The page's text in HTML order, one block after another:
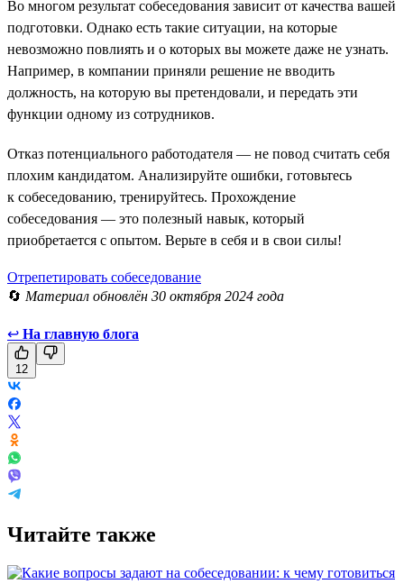
Во многом результат собеседования зависит от качества вашей
подготовки. Однако есть такие ситуации, на которые
невозможно повлиять и о которых вы можете даже не узнать.
Например, в компании приняли решение не вводить
должность, на которую вы претендовали, и передать эти
функции одному из сотрудников.
Отказ потенциального работодателя — не повод считать себя
плохим кандидатом. Анализируйте ошибки, готовьтесь
к собеседованию, тренируйтесь. Прохождение
собеседования — это полезный навык, который
приобретается с опытом. Верьте в себя и в свои силы!
Отрепетировать собеседование
🔄 Материал обновлён 30 октября 2024 года
↩ На главную блога
12
Читайте также